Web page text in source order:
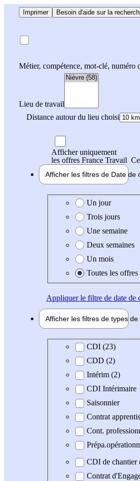
Imprimer Besoin d'aide sur la
Métier, compétence, mot-clé, numéro
Lieu de travail
Distance autour du lieu choisi
Afficher uniquement
les offres France Travail
Afficher les filtres de Date de
Date de création de l'offre
Un jour
Trois jours
Une semaine
Deux semaines
Un mois
Toutes les offres
Appliquerle filtre de date de
Afficher les filtres de types de
Type de contratCDI (23)
CDD (2)
Intérim (2)
CDI Intérimaire
Saisonnier
Contrat
Cont.
CDI de chantier
Contrat